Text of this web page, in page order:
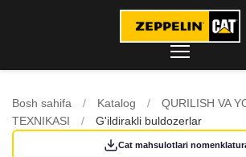
Bosh sahifa / Katalog /
QURILISH VA
TEXNIKASI
/ G'ildirakli buldozerlar
Cat mahsulotlari